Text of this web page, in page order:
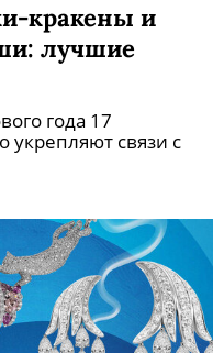
кракены и
лучшие
года 17
связи с